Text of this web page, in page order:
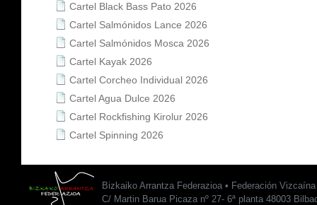
Cartel Black Bass Pato 2026
Cartel Salmónidos Lance 2026
Cartel Salmónidos Mosca 2026
Cartel Kayak 2026
Cartel Corcheo Individual 2026
Cartel Agua Dulce 2026
Cartel Rockfishing Kirolur 2026
Cartel Spinning 2026
Bizkaiko Arrantza Federazioa • Federación
C/ Martin Barua Picaza nº 27- 6ª planta 48003